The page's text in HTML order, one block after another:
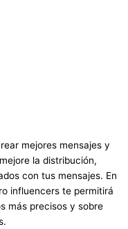
mejores mensajes y
la distribución,
con tus mensajes. En
influencers te permitirá
más precisos y sobre